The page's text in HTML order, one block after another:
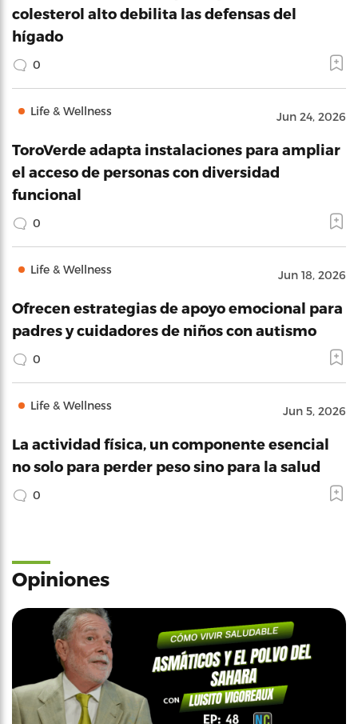
colesterol alto debilita las defensas del
hígado
0
Life & Wellness Jun 24, 2026
ToroVerde adapta instalaciones para ampliar
el acceso de personas con diversidad
funcional
0
Life & Wellness Jun 18, 2026
Ofrecen estrategias de apoyo emocional para
padres y cuidadores de niños con autismo
0
Life & Wellness Jun 5, 2026
La actividad física, un componente esencial
no solo para perder peso sino para la salud
0
Opiniones